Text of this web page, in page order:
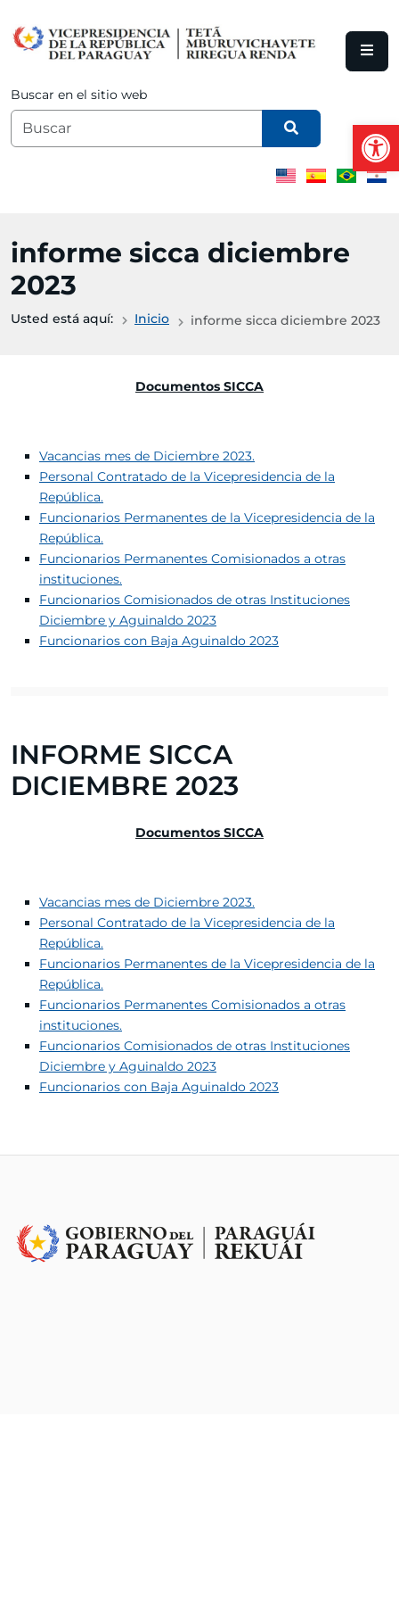
Buscar en el sitio web
informe sicca diciembre
2023
Usted está aquí: Inicio informe sicca diciembre 2023
Documentos SICCA
Vacancias mes de Diciembre 2023.
Personal Contratado de la Vicepresidencia de la
República.
Funcionarios Permanentes de la Vicepresidencia de la
República.
Funcionarios Permanentes Comisionados a otras
instituciones.
Funcionarios Comisionados de otras Instituciones
Diciembre y Aguinaldo 2023
Funcionarios con Baja Aguinaldo 2023
INFORME SICCA
DICIEMBRE 2023
Documentos SICCA
Vacancias mes de Diciembre 2023.
Personal Contratado de la Vicepresidencia de la
República.
Funcionarios Permanentes de la Vicepresidencia de la
República.
Funcionarios Permanentes Comisionados a otras
instituciones.
Funcionarios Comisionados de otras Instituciones
Diciembre y Aguinaldo 2023
Funcionarios con Baja Aguinaldo 2023